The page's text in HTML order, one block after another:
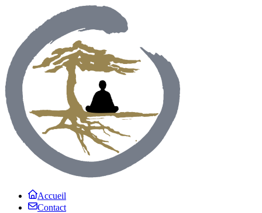
Accueil
Contact